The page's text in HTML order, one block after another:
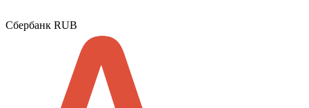
Сбербанк RUB